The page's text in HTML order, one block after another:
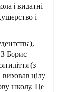
і видатні
і
Борис
(з
виховав цілу
школу. Це